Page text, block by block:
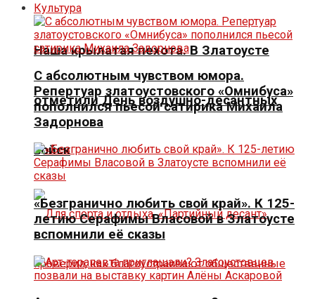
Наша крылатая пехота. В Златоусте
отметили День воздушно-десантных
войск
Культура
С абсолютным чувством юмора.
Репертуар златоустовского «Омнибуса»
пополнился пьесой сатирика Михаила
Задорнова
«Безгранично любить свой край». К 125-
летию Серафимы Власовой в Златоусте
вспомнили её сказы